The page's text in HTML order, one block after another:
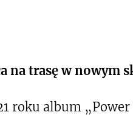
na trasę w nowym
roku album